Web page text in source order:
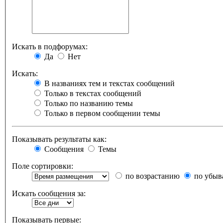
Искать в подфорумах:
Да
Нет
Искать:
В названиях тем и текстах сообщений
Только в текстах сообщений
Только по названию темы
Только в первом сообщении темы
Показывать результаты как:
Сообщения
Темы
Поле сортировки:
по возрастанию
по
Искать сообщения за:
Показывать первые: